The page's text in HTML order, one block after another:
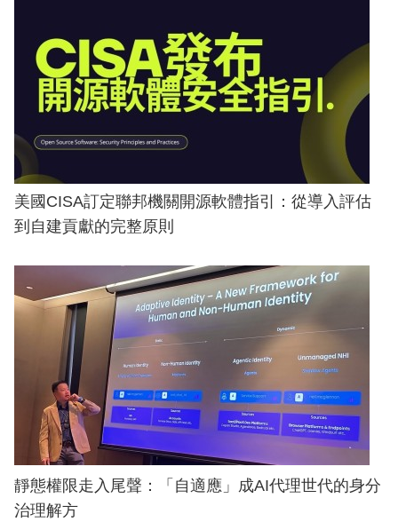
美國CISA訂定聯邦機關開源軟體指引：從導入評估
到自建貢獻的完整原則
靜態權限走入尾聲：「自適應」成AI代理世代的身分
治理解方